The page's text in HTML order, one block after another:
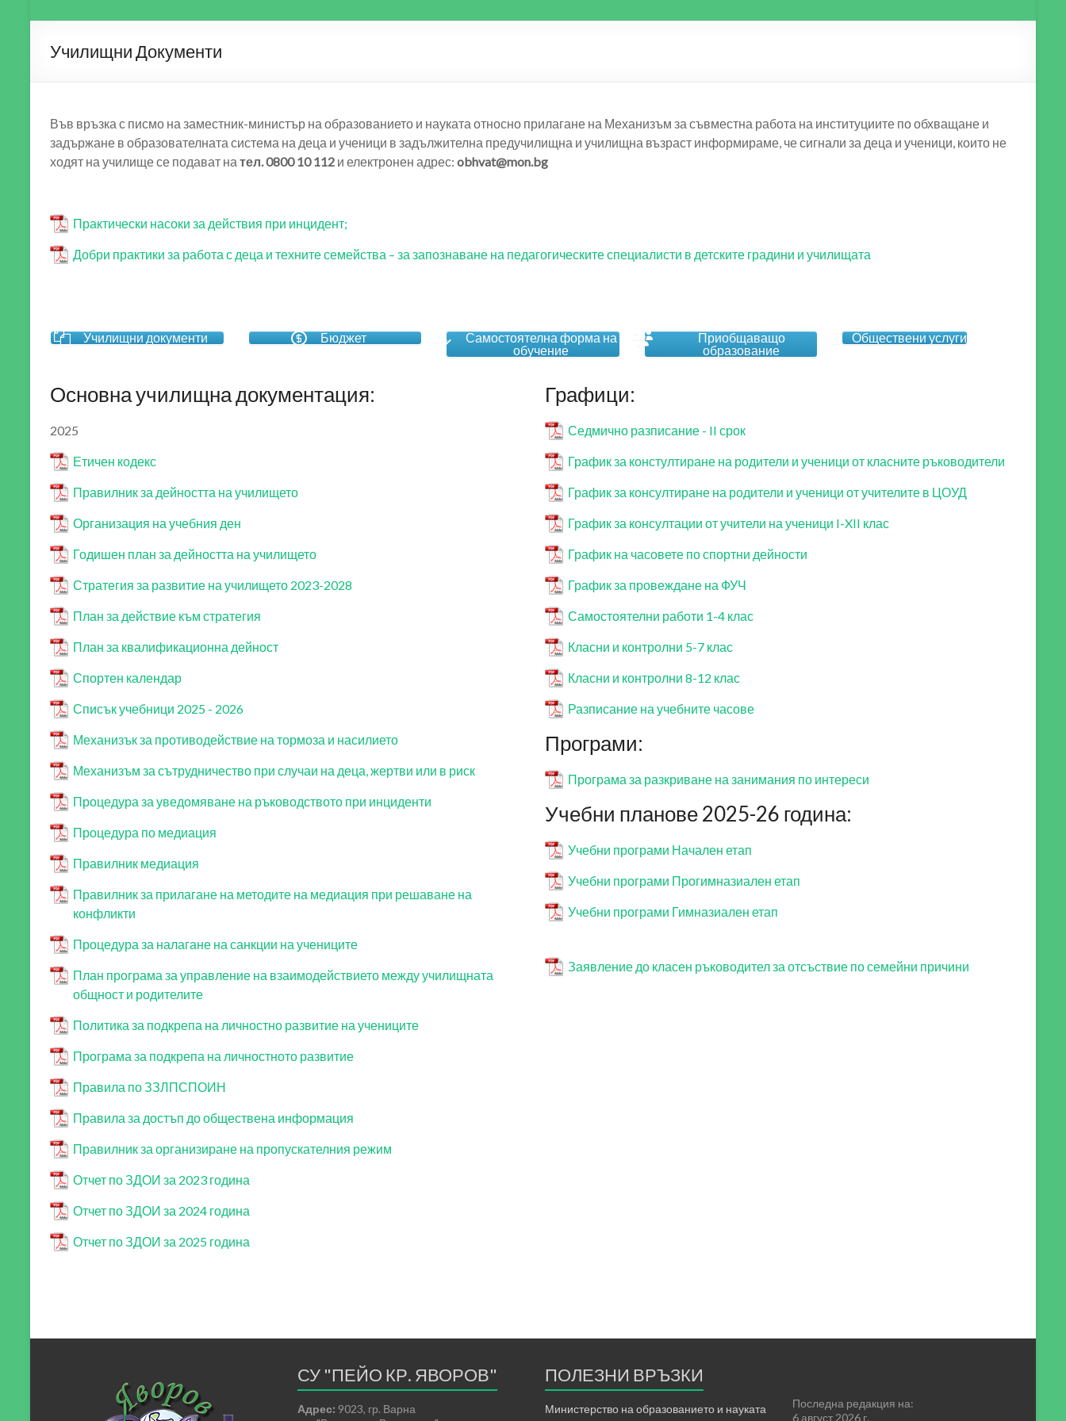
Училищни Документи
Във връзка с писмо на заместник-министър на образованието и науката относно прилагане на Механизъм за съвместна работа на институциите по обхващане и
задържане в образователната система на деца и ученици в задължителна предучилищна и училищна възраст информираме, че сигнали за деца и ученици, които не
ходят на училище се подават на тел. 0800 10 112 и електронен адрес: obhvat@mon.bg
Практически насоки за действия при инцидент;
Добри практики за работа с деца и техните семейства – за запознаване на педагогическите специалисти в детските градини и училищата
Училищни документи Бюджет
Самостоятелна форма на
обучение
Приобщаващо
образование
Обществени услуги
Основна училищна документация:
2025
Етичен кодекс
Правилник за дейността на училището
Организация на учебния ден
Годишен план за дейността на училището
Стратегия за развитие на училището 2023-2028
План за действие към стратегия
План за квалификационна дейност
Спортен календар
Списък учебници 2025 - 2026
Механизък за противодействие на тормоза и насилието
Механизъм за сътрудничество при случаи на деца, жертви или в риск
Процедура за уведомяване на ръководството при инциденти
Процедура по медиация
Правилник медиация
Правилник за прилагане на методите на медиация при решаване на
конфликти
Процедура за налагане на санкции на учениците
План програма за управление на взаимодействието между училищната
общност и родителите
Политика за подкрепа на личностно развитие на учениците
Програма за подкрепа на личностното развитие
Правила по ЗЗЛПСПОИН
Правила за достъп до обществена информация
Правилник за организиране на пропускателния режим
Отчет по ЗДОИ за 2023 година
Отчет по ЗДОИ за 2024 година
Отчет по ЗДОИ за 2025 година
Графици:
Седмично разписание - II срок
График за констултиране на родители и ученици от класните ръководители
График за консултиране на родители и ученици от учителите в ЦОУД
График за консултации от учители на ученици I-XII клас
График на часовете по спортни дейности
График за провеждане на ФУЧ
Самостоятелни работи 1-4 клас
Класни и контролни 5-7 клас
Класни и контролни 8-12 клас
Разписание на учебните часове
Програми:
Програма за разкриване на занимания по интереси
Учебни планове 2025-26 година:
Учебни програми Начален етап
Учебни програми Прогимназиален етап
Учебни програми Гимназиален етап
Заявление до класен ръководител за отсъствие по семейни причини
СУ "ПЕЙО КР. ЯВОРОВ"
Адрес: 9023, гр. Варна
ПОЛЕЗНИ ВРЪЗКИ
Министерство на образованието и науката
Последна редакция на:
6 август 2026 г.